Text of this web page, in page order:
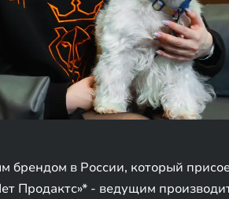
брендом в России, который
Продактс»* - ведущим